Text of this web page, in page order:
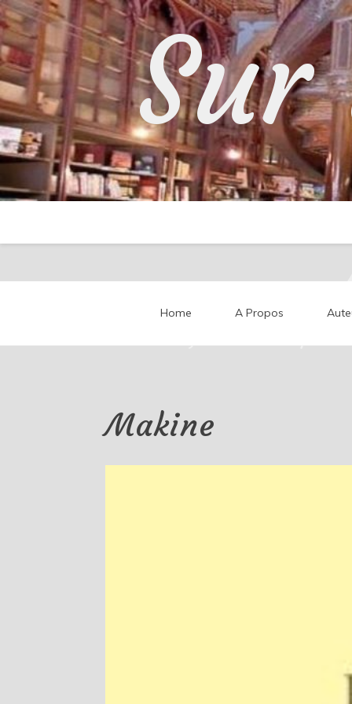
Skip
to
content
Home A Propos
Makine